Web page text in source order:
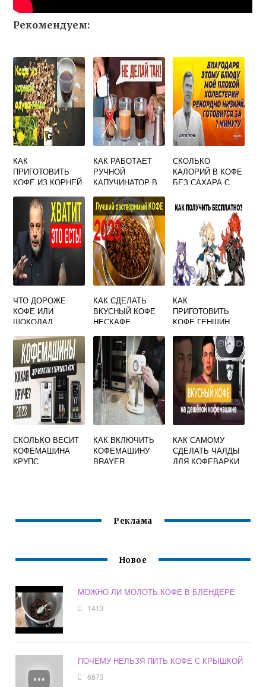
Рекомендуем:
КАК
ПРИГОТОВИТЬ
КОФЕ ИЗ КОРНЕЙ
КАК РАБОТАЕТ
РУЧНОЙ
КАПУЧИНАТОР В
СКОЛЬКО
КАЛОРИЙ В КОФЕ
БЕЗ САХАРА С
ЧТО ДОРОЖЕ
КОФЕ ИЛИ
ШОКОЛАД
КАК СДЕЛАТЬ
ВКУСНЫЙ КОФЕ
НЕСКАФЕ
КАК
ПРИГОТОВИТЬ
КОФЕ ГЕНШИН
СКОЛЬКО ВЕСИТ
КОФЕМАШИНА
КРУПС
КАК ВКЛЮЧИТЬ
КОФЕМАШИНУ
BRAYER
КАК САМОМУ
СДЕЛАТЬ ЧАЛДЫ
ДЛЯ КОФЕВАРКИ
Реклама
Новое
МОЖНО ЛИ МОЛОТЬ КОФЕ В БЛЕНДЕРЕ
1413
ПОЧЕМУ НЕЛЬЗЯ ПИТЬ КОФЕ С КРЫШКОЙ
6873